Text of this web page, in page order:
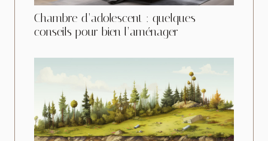
Chambre d’adolescent : quelques
conseils pour bien l’aménager